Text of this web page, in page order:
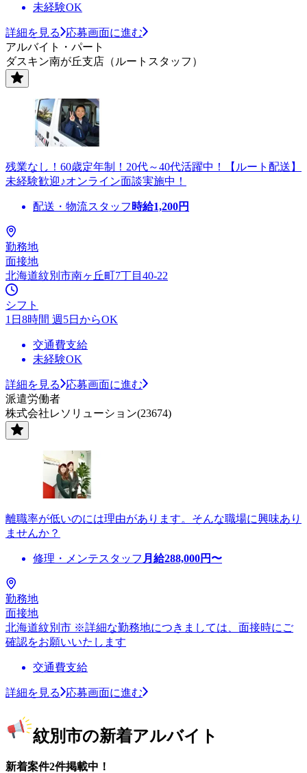
未経験OK
詳細を見る
応募画面に進む
アルバイト・パート
ダスキン南が丘支店（ルートスタッフ）
残業なし！60歳定年制！20代～40代活躍中！【ルート配送】
未経験歓迎♪オンライン面談実施中！
配送・物流スタッフ 時給1,200円
勤務地
面接地
北海道紋別市南ヶ丘町7丁目40-22
シフト
1日8時間 週5日からOK
交通費支給
未経験OK
詳細を見る
応募画面に進む
派遣労働者
株式会社レソリューション(23674)
離職率が低いのには理由があります。そんな職場に興味あり
ませんか？
修理・メンテスタッフ 月給288,000円〜
勤務地
面接地
北海道紋別市 ※詳細な勤務地につきましては、面接時にご
確認をお願いいたします
交通費支給
詳細を見る 応募画面に進む
紋別市の新着アルバイト
新着案件2件掲載中！